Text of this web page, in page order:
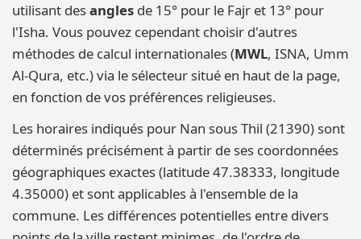
utilisant desangles de 15° pour le Fajr et 13° pour
l'Isha. Vous pouvez cependant choisir d'autres
méthodes de calcul internationales (MWL, ISNA, Umm
Al-Qura, etc.) via le sélecteur situé en haut de la page,
en fonction de vos préférences religieuses.
Les horaires indiqués pour Nan sous Thil (21390) sont
déterminés précisément à partir de ses coordonnées
géographiques exactes (latitude 47.38333, longitude
4.35000) et sont applicables à l'ensemble de la
commune. Les différences potentielles entre divers